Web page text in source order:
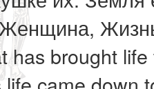
has brought